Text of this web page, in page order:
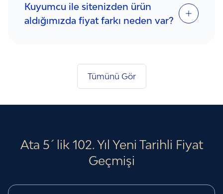
Kuyumcu ile sitenizden ürün
aldığımızda fiyat farkı neden var?
Tümünü Gör
Ata 5´lik 102. Yıl Yeni Tarihli Fiyat
Geçmişi